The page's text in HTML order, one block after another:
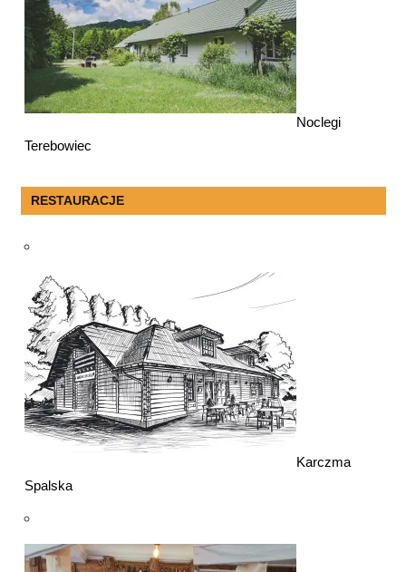
Noclegi
Terebowiec
RESTAURACJE
Karczma
Spalska